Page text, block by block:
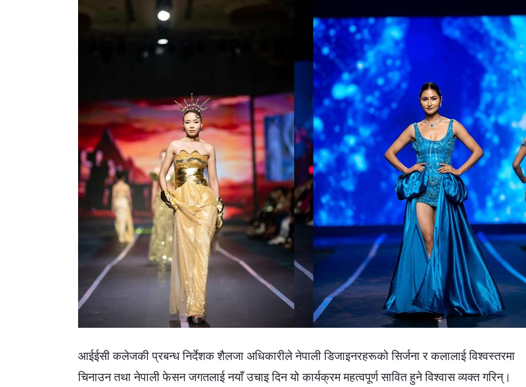
आईईसी कलेजकी प्रबन्ध निर्देशक शैलजा अधिकारीले नेपाली डिजाइनरहरूको सिर्जना र कलालाई विश्वस्तरमा
चिनाउन तथा नेपाली फेसन जगतलाई नयाँ उचाइ दिन यो कार्यक्रम महत्वपूर्ण सावित हुने विश्वास व्यक्त गरिन्।